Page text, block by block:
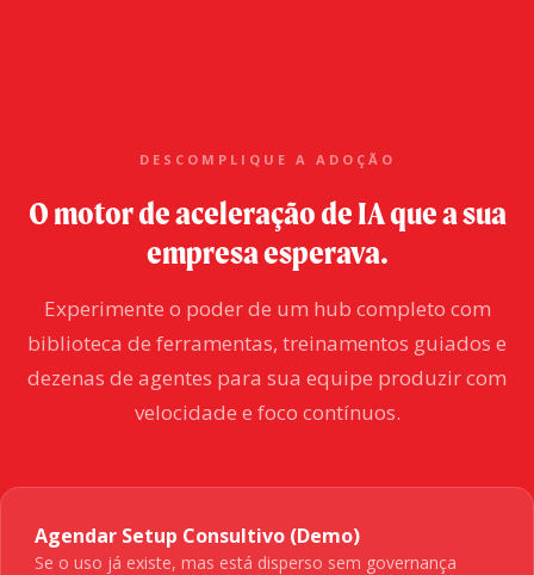
DESCOMPLIQUE A ADOÇÃO
O motor de aceleração de IA que a sua
empresa esperava.
Experimente o poder de um hub completo com
biblioteca de ferramentas, treinamentos guiados e
dezenas de agentes para sua equipe produzir com
velocidade e foco contínuos.
Agendar Setup Consultivo (Demo)
Se o uso já existe, mas está disperso sem governança